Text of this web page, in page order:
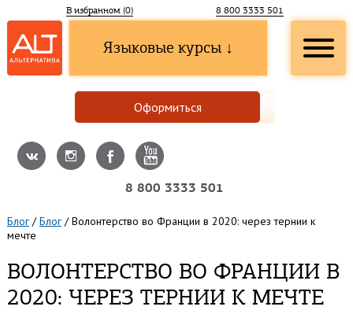
В избранном (0) 8 800 3333 501
Языковые курсы ↓
Оформиться
8 800 3333 501
Блог /Блог /Волонтерство во Франции в 2020: через тернии к
мечте
ВОЛОНТЕРСТВО ВО ФРАНЦИИ В
2020: ЧЕРЕЗ ТЕРНИИ К МЕЧТЕ